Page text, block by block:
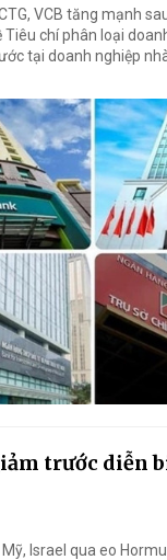
VCB tăng mạnh
chí phân loại
tại doanh nghiệp
trước diễn
Israel qua eo